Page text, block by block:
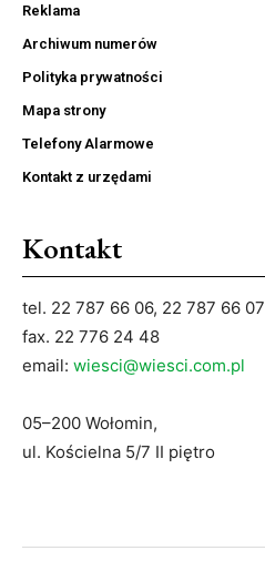
Reklama
Archiwum numerów
Polityka prywatności
Mapa strony
Telefony Alarmowe
Kontakt z urzędami
Kontakt
tel. 22 787 66 06, 22 787 66 07
fax. 22 776 24 48
email: wiesci@wiesci.com.pl
05–200 Wołomin,
ul. Kościelna 5/7 II piętro